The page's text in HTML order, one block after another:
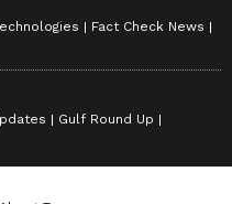
Fact Check News
Gulf Round Up